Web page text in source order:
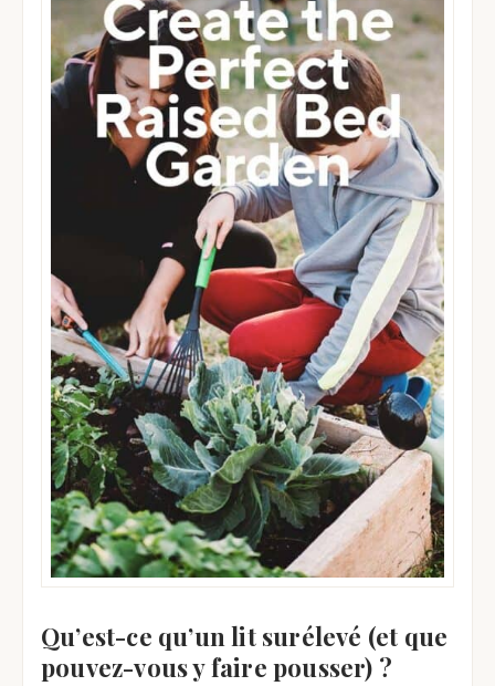
Qu’est-ce qu’un lit surélevé (et que
pouvez-vous y faire pousser) ?